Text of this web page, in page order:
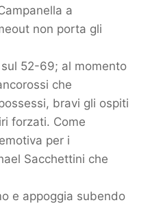
a
non porta gli
52-69; al momento
che
bravi gli ospiti
forzati. Come
per i
Sacchettini che
e appoggia subendo